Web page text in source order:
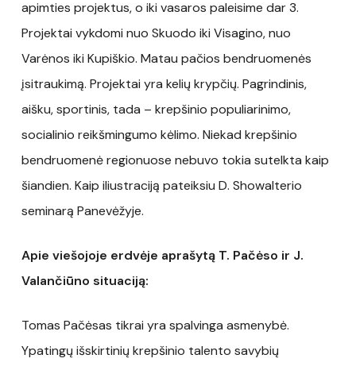
apimties projektus, o iki vasaros paleisime dar 3.
Projektai vykdomi nuo Skuodo iki Visagino, nuo
Varėnos iki Kupiškio. Matau pačios bendruomenės
įsitraukimą. Projektai yra kelių krypčių. Pagrindinis,
aišku, sportinis, tada – krepšinio populiarinimo,
socialinio reikšmingumo kėlimo. Niekad krepšinio
bendruomenė regionuose nebuvo tokia sutelkta kaip
šiandien. Kaip iliustraciją pateiksiu D. Showalterio
seminarą Panevėžyje.
Apie viešojoje erdvėje aprašytą T. Pačėso ir J.
Valančiūno situaciją:
Tomas Pačėsas tikrai yra spalvinga asmenybė.
Ypatingų išskirtinių krepšinio talento savybių